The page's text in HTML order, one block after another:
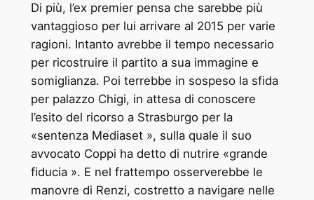
Di più, l’ex premier pensa che sarebbe più
vantaggioso per lui arrivare al 2015 per varie
ragioni. Intanto avrebbe il tempo necessario
per ricostruire il partito a sua immagine e
somiglianza. Poi terrebbe in sospeso la sfida
per palazzo Chigi, in attesa di conoscere
l’esito del ricorso a Strasburgo per la
«sentenza Mediaset », sulla quale il suo
avvocato Coppi ha detto di nutrire «grande
fiducia ». E nel frattempo osserverebbe le
manovre di Renzi, costretto a navigare nelle